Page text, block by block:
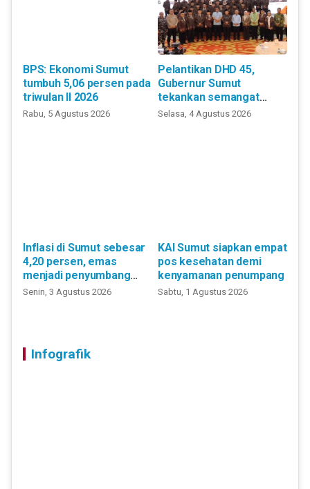
BPS: Ekonomi Sumut
tumbuh 5,06 persen pada
triwulan II 2026
Rabu, 5 Agustus 2026
Pelantikan DHD 45,
Gubernur Sumut
tekankan semangat
juang pahlawan
Selasa, 4 Agustus 2026
Inflasi di Sumut sebesar
4,20 persen, emas
menjadi penyumbang
utama
Senin, 3 Agustus 2026
KAI Sumut siapkan empat
pos kesehatan demi
kenyamanan penumpang
Sabtu, 1 Agustus 2026
Infografik